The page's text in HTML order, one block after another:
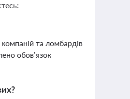
та ломбардів
обов’язок